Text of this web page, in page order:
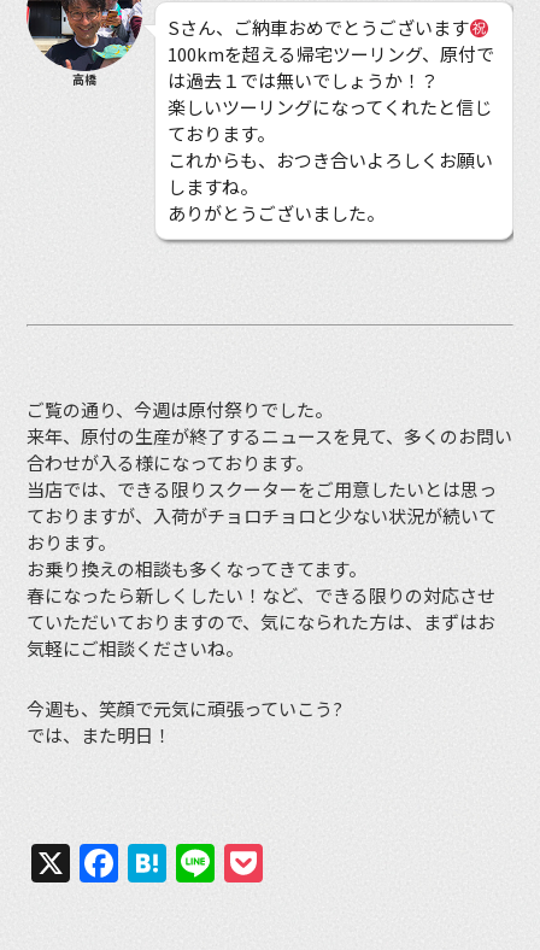
高橋
Sさん、ご納車おめでとうございます
100kmを超える帰宅ツーリング、原付で
は過去１では無いでしょうか！？
楽しいツーリングになってくれたと信じ
ております。
これからも、おつき合いよろしくお願い
しますね。
ありがとうございました。
ご覧の通り、今週は原付祭りでした。
来年、原付の生産が終了するニュースを見て、多くのお問い
合わせが入る様になっております。
当店では、できる限りスクーターをご用意したいとは思っ
ておりますが、入荷がチョロチョロと少ない状況が続いて
おります。
お乗り換えの相談も多くなってきてます。
春になったら新しくしたい！など、できる限りの対応させ
ていただいておりますので、気になられた方は、まずはお
気軽にご相談くださいね。
今週も、笑顔で元気に頑張っていこう?
では、また明日！
X Facebook
Hatena
Line